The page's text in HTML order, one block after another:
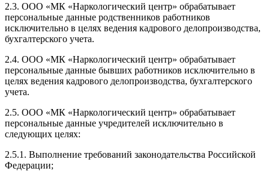
2.3. ООО «МК «Наркологический центр» обрабатывает
персональные данные родственников работников
исключительно в целях ведения кадрового делопроизводства,
бухгалтерского учета.
2.4. ООО «МК «Наркологический центр» обрабатывает
персональные данные бывших работников исключительно в
целях ведения кадрового делопроизводства, бухгалтерского
учета.
2.5. ООО «МК «Наркологический центр» обрабатывает
персональные данные учредителей исключительно в
следующих целях:
2.5.1. Выполнение требований законодательства Российской
Федерации;